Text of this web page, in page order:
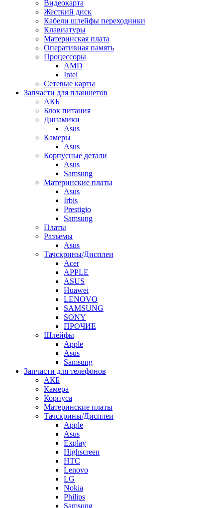
Видеокарта
Жесткий диск
Кабели шлейфы переходники
Клавиатуры
Материнская плата
Оперативная память
Процессоры
AMD
Intel
Сетевые карты
Запчасти для планшетов
АКБ
Блок питания
Динамики
Asus
Камеры
Asus
Корпусные детали
Asus
Samsung
Материнские платы
Asus
Irbis
Prestigio
Samsung
Платы
Разъемы
Asus
Тачскрины/Дисплеи
Acer
APPLE
ASUS
Huawei
LENOVO
SAMSUNG
SONY
ПРОЧИЕ
Шлейфы
Apple
Asus
Samsung
Запчасти для телефонов
АКБ
Камера
Корпуса
Материнские платы
Тачскрины/Дисплеи
Apple
Asus
Explay
Highscreen
HTC
Lenovo
LG
Nokia
Philips
Samsung